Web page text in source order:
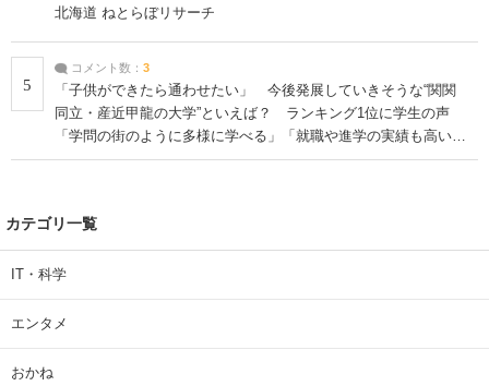
北海道 ねとらぼリサーチ
5
コメント数： 3
「子供ができたら通わせたい」 今後発展していきそうな“関関
同立・産近甲龍の大学”といえば？ ランキング1位に学生の声
「学問の街のように多様に学べる」「就職や進学の実績も高い」
| 大学 ねとらぼリサーチ
カテゴリ一覧
IT・科学
エンタメ
おかね